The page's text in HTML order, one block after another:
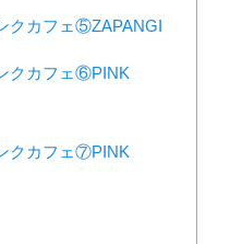
クカフェ⑤ZAPANGI
クカフェ⑥PINK
クカフェ⑦PINK